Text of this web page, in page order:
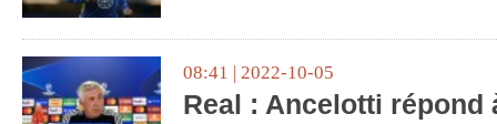
08:41 | 2022-10-05
Real : Ancelotti répond